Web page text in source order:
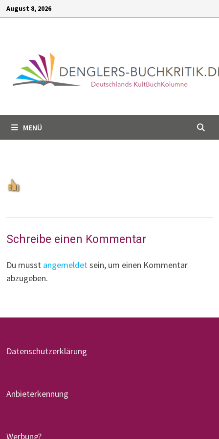
springen
Zum
Inhalt
August 8, 2026
MENÜ
Schreibe einen Kommentar
Du musst angemeldetsein, um einen Kommentar
abzugeben.
Datenschutzerklärung
Anbieterkennung
Werbung?